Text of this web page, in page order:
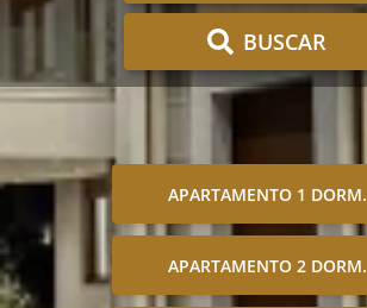
BUSCAR
APARTAMENTO 1 DORM.
APARTAMENTO 2 DORM.